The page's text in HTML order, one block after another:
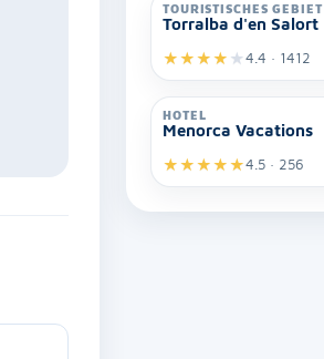
TOURISTISCHES GEBIET
Torralba d'en Salort
★★★★ ★4.4 · 1412
HOTEL
Menorca Vacations
★★★★★4.5 · 256